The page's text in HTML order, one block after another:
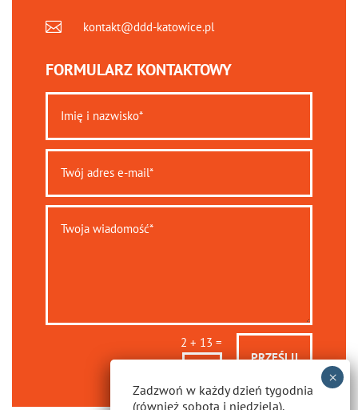
 kontakt@ddd-katowice.pl
FORMULARZ KONTAKTOWY
2 + 13 =
PRZEŚLIJ
Zadzwoń w każdy dzień tygodnia
(również sobota i niedziela).